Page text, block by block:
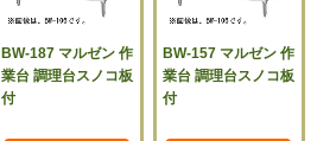
BW-187 マルゼン 作
業台 調理台スノコ板
付
BW-157 マルゼン 作
業台 調理台スノコ板
付